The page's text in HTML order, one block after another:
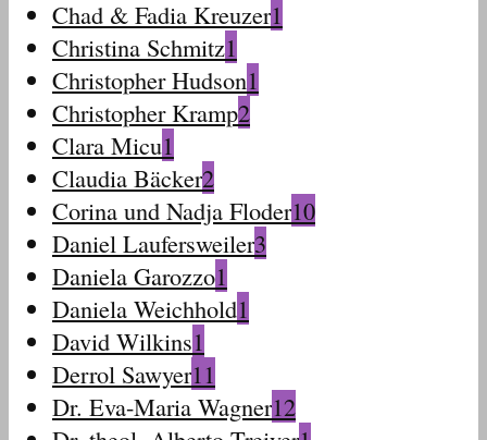
Chad & Fadia Kreuzer1
Christina Schmitz1
Christopher Hudson1
Christopher Kramp2
Clara Micu1
Claudia Bäcker2
Corina und Nadja Floder10
Daniel Laufersweiler3
Daniela Garozzo1
Daniela Weichhold1
David Wilkins1
Derrol Sawyer11
Dr. Eva-Maria Wagner12